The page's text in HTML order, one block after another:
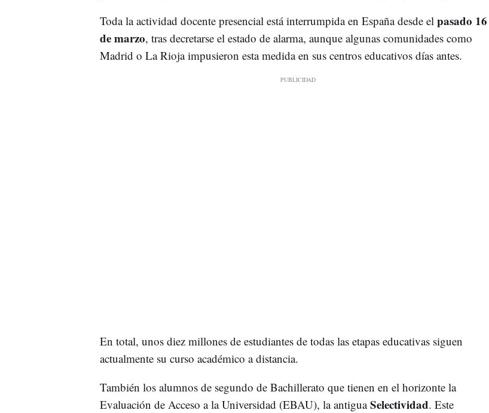
Toda la actividad docente presencial está interrumpida en España desde el pasado 16
de marzo, tras decretarse el estado de alarma, aunque algunas comunidades como
Madrid o La Rioja impusieron esta medida en sus centros educativos días antes.
En total, unos diez millones de estudiantes de todas las etapas educativas siguen
actualmente su curso académico a distancia.
También los alumnos de segundo de Bachillerato que tienen en el horizonte la
Evaluación de Acceso a la Universidad (EBAU), la antiguaSelectividad. Este